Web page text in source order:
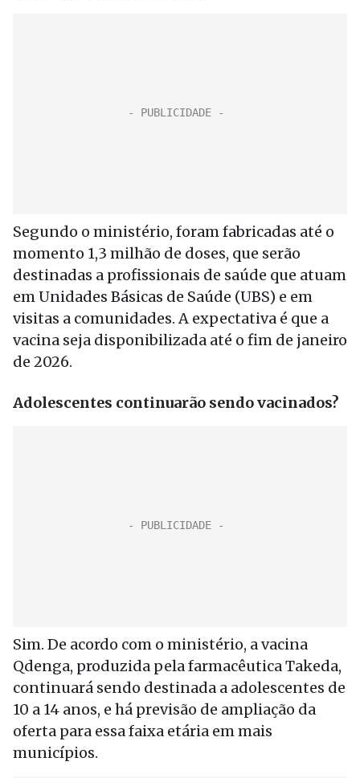
Segundo o ministério, foram fabricadas até o
momento 1,3 milhão de doses, que serão
destinadas a profissionais de saúde que atuam
em Unidades Básicas de Saúde (UBS) e em
visitas a comunidades. A expectativa é que a
vacina seja disponibilizada até o fim de janeiro
de 2026.
Adolescentes continuarão sendo vacinados?
Sim. De acordo com o ministério, a vacina
Qdenga, produzida pela farmacêutica Takeda,
continuará sendo destinada a adolescentes de
10 a 14 anos, e há previsão de ampliação da
oferta para essa faixa etária em mais
municípios.